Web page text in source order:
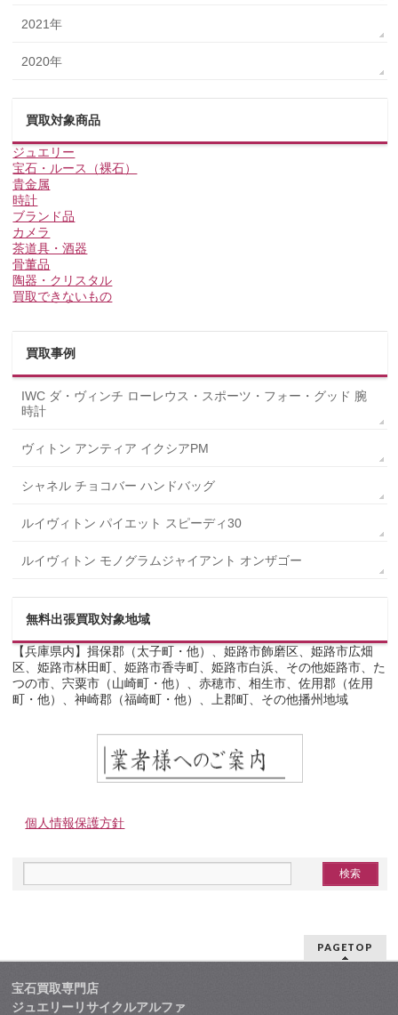
2021年
2020年
買取対象商品
ジュエリー
宝石・ルース（裸石）
貴金属
時計
ブランド品
カメラ
茶道具・酒器
骨董品
陶器・クリスタル
買取できないもの
買取事例
IWC ダ・ヴィンチ ローレウス・スポーツ・フォー・グッド 腕
時計
ヴィトン アンティア イクシアPM
シャネル チョコバー ハンドバッグ
ルイヴィトン パイエット スピーディ30
ルイヴィトン モノグラムジャイアント オンザゴー
無料出張買取対象地域
【兵庫県内】揖保郡（太子町・他）、姫路市飾磨区、姫路市広畑
区、姫路市林田町、姫路市香寺町、姫路市白浜、その他姫路市、た
つの市、宍粟市（山崎町・他）、赤穂市、相生市、佐用郡（佐用
町・他）、神崎郡（福崎町・他）、上郡町、その他播州地域
個人情報保護方針
PAGETOP
宝石買取専門店
ジュエリーリサイクルアルファ